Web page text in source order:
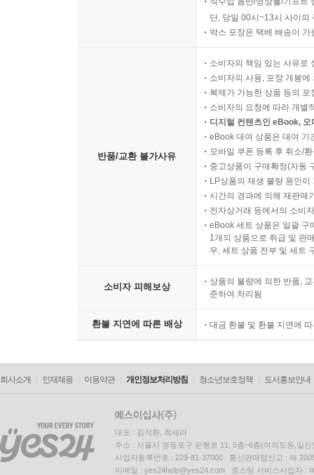
단, 당일 00시~13시 사이의
박스 포장은 택배 배송이
반품/교환 불가사유
소비자의 책임 있는 사유로
소비자의 사용, 포장 개봉
복제가 가능한 상품 등의
소비자의 요청에 따라 개별
디지털 컨텐츠인 eBook,
eBook 대여 상품은 대여 기
모바일 쿠폰 등록 후 취소/
중고상품이 구매확정(자동
LP상품의 재생 불량 원인
시간의 경과에 의해 재판매
전자상거래 등에서의 소비
eBook 세트 상품은 일괄 구
1개의 상품으로 취급 및 판
우, 세트 상품 전부 및 세트
소비자 피해보상
상품의 불량에 의한 반품,
준하여 처리됨
환불 지연에 따른 배상 대금 환불 및 환불 지연에
회사소개 인재채용 이용약관 개인정보처리방침 청소년보호정책 도서홍보안내
대표 : 김석환, 최세라
주소 : 서울시 영등포구 은행로 11, 5층~6층(여의도동,일신
사업자등록번호 : 229-81-37000 통신판매업신고 : 제
이메일 : yes24help@yes24.com 호스팅 서비스사업자 :